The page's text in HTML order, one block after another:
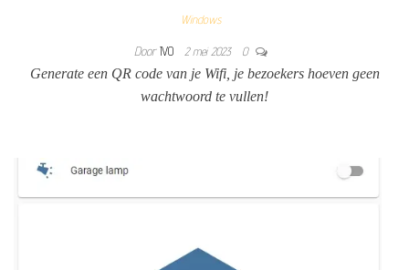
Windows
Door IVO 2 mei 2023 0
Generate een QR code van je Wifi, je bezoekers hoeven geen
wachtwoord te vullen!